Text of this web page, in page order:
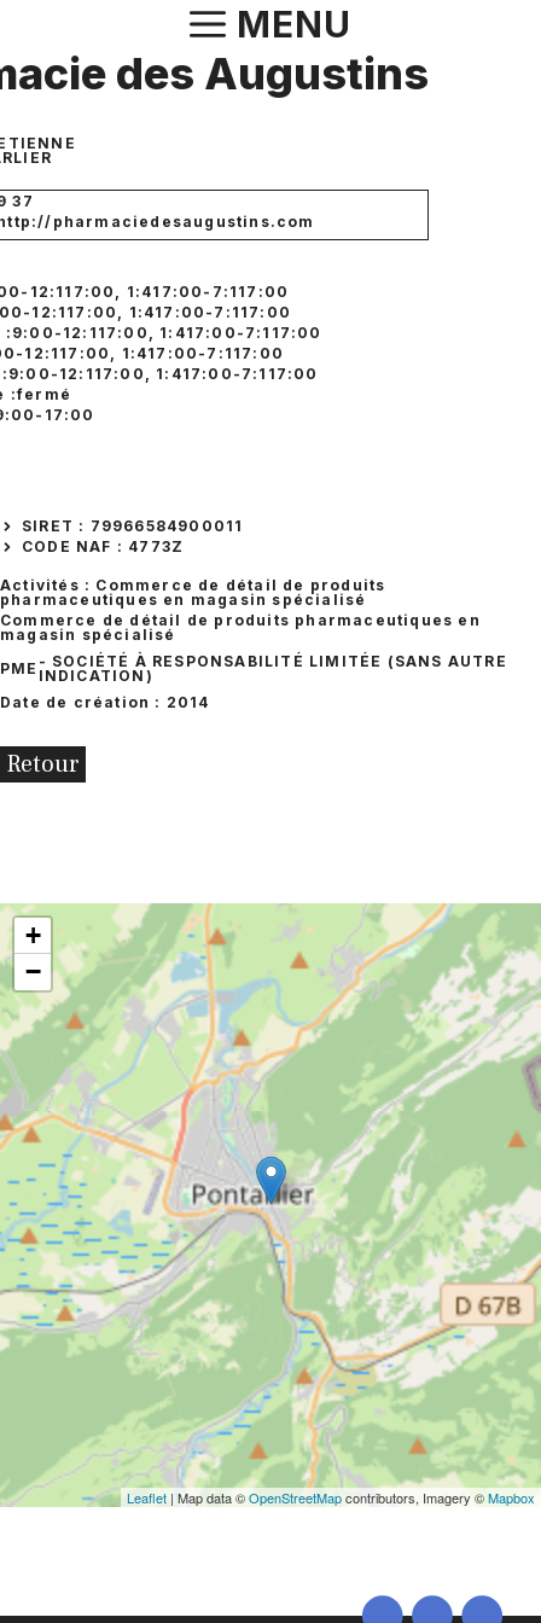
contenu
MENU
des Augustins
37
pharmaciedesaugustins.com
12:117:00, 1:417:00-7:117:00
12:117:00, 1:417:00-7:117:00
12:117:00, 1:417:00-7:117:00
12:117:00, 1:417:00-7:117:00
12:117:00, 1:417:00-7:117:00
:fermé
17:00
SIRET : 79966584900011
CODE NAF : 4773Z
Activités : Commerce de détail de produits
pharmaceutiques en magasin spécialisé
Commerce de détail de produits pharmaceutiques en
magasin spécialisé
PME - SOCIÉTÉ À RESPONSABILITÉ LIMITÉE (SANS AUTRE
INDICATION)
Date de création : 2014
Retour
+
−
Leaflet | Map data ©OpenStreetMapcontributors, Imagery ©Mapbox